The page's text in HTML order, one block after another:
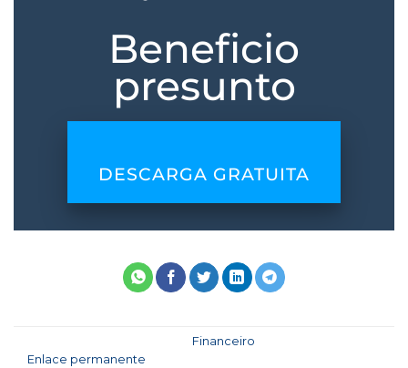
Beneficio
presunto
DESCARGA GRATUITA
Financeiro
Enlace permanente